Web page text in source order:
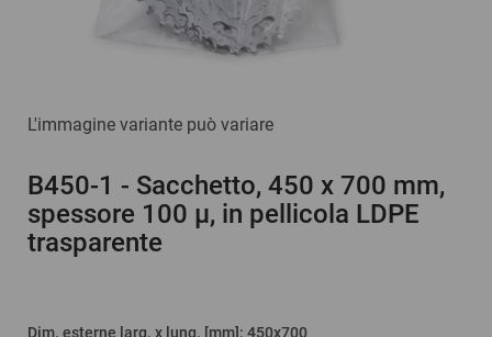
L'immagine variante può variare
B450-1 - Sacchetto, 450 x 700 mm,
spessore 100 µ, in pellicola LDPE
trasparente
Dim. esterne larg. x lung. [mm] : 450x700